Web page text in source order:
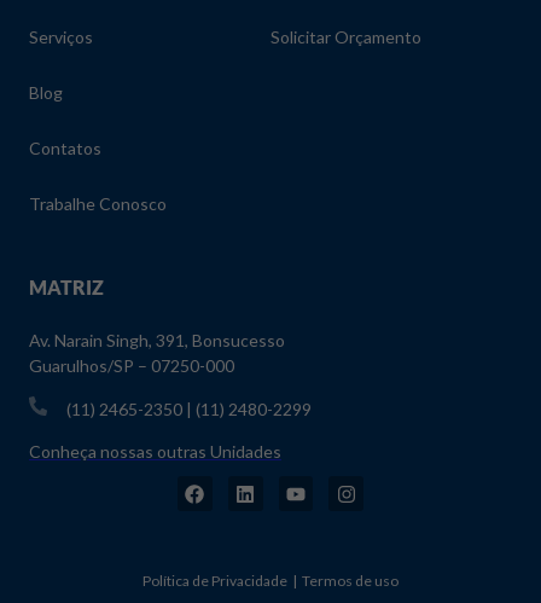
Serviços
Blog
Contatos
Trabalhe Conosco
Solicitar Orçamento
MATRIZ
Av. Narain Singh, 391, Bonsucesso
Guarulhos/SP – 07250-000
(11) 2465-2350 | (11) 2480-2299
Conheça nossas outras Unidades
Política de Privacidade | Termos de uso